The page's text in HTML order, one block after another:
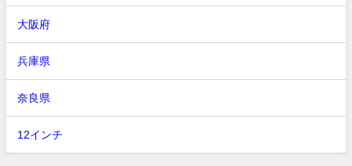
大阪府
兵庫県
奈良県
12インチ